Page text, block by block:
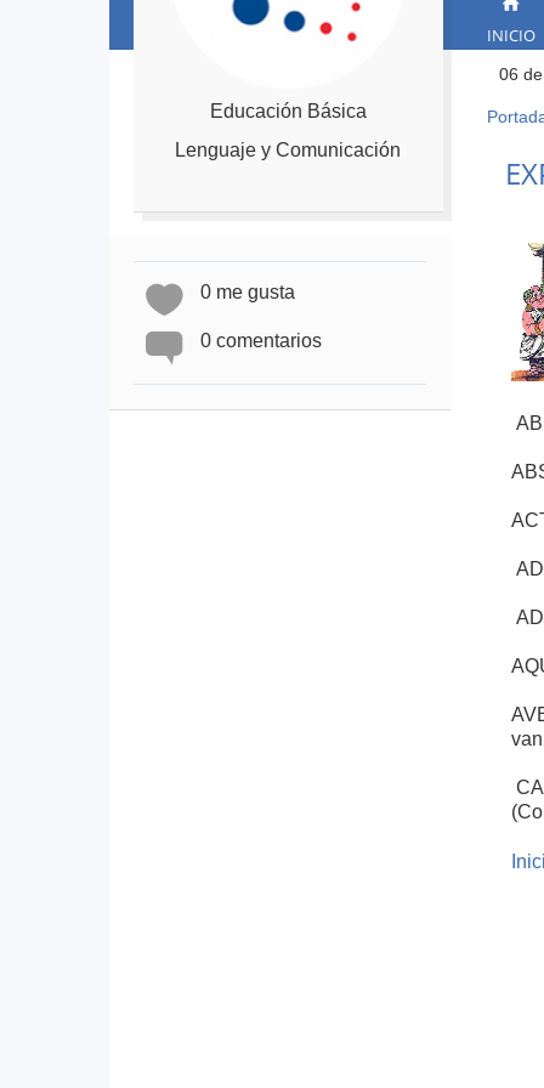
INICIO
06
está
aquí
Educación Básica
Lenguaje y Comunicación
0 me gusta
0 comentarios